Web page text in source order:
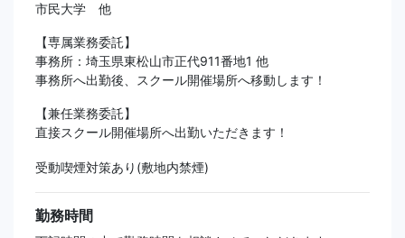
市民大学 他
【専属業務委託】
事務所：埼玉県東松山市正代911番地1 他
事務所へ出勤後、スクール開催場所へ移動します！
【兼任業務委託】
直接スクール開催場所へ出勤いただきます！
受動喫煙対策あり(敷地内禁煙)
勤務時間